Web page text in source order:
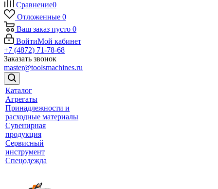
Сравнение0
Отложенные 0
Ваш заказ пусто 0
ВойтиМой кабинет
+7 (4872) 71-78-68
Заказать звонок
master@toolsmachines.ru
Каталог
Агрегаты
Принадлежности и
расходные материалы
Сувенирная
продукция
Сервисный
инструмент
Спецодежда